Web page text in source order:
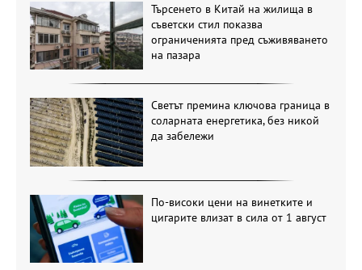
Търсенето в Китай на жилища в
съветски стил показва
ограниченията пред съживяването
на пазара
Светът премина ключова граница в
соларната енергетика, без никой
да забележи
По-високи цени на винетките и
цигарите влизат в сила от 1 август